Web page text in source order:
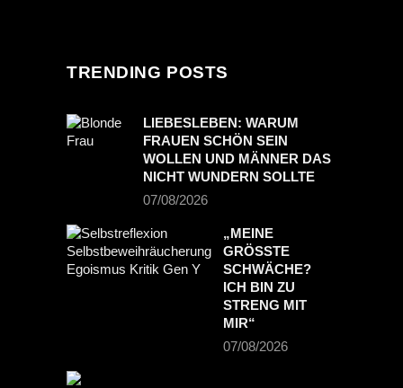
TRENDING POSTS
LIEBESLEBEN: WARUM
FRAUEN SCHÖN SEIN
WOLLEN UND MÄNNER DAS
NICHT WUNDERN SOLLTE
07/08/2026
„MEINE
GRÖSSTE S
CHWÄCHE? I
CH BIN ZU S
TRENG MIT M
IR“
07/08/2026